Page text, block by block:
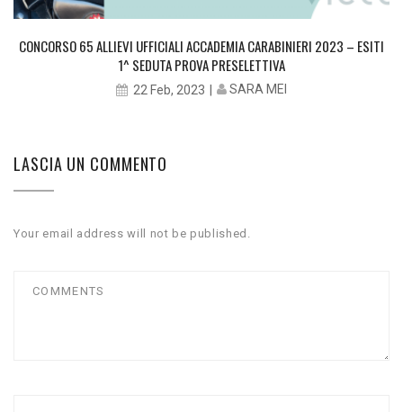
CONCORSO 65 ALLIEVI UFFICIALI ACCADEMIA CARABINIERI 2023 – ESITI
1^ SEDUTA PROVA PRESELETTIVA
22 Feb, 2023 SARA MEI
LASCIA UN COMMENTO
Your email address will not be published.